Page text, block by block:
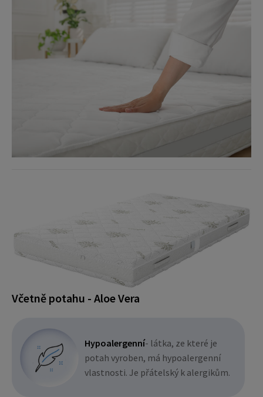
Včetně potahu - Aloe Vera
Hypoalergenní- látka, ze které je
potah vyroben, má hypoalergenní
vlastnosti. Je přátelský k alergikům.